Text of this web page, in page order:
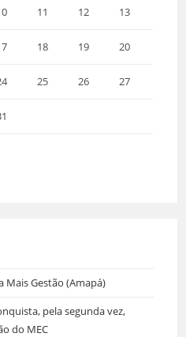
11 12 13
18 19 20
25 26 27
Mais Gestão (Amapá)
pela segunda vez,
do MEC